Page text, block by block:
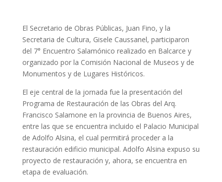
El Secretario de Obras Públicas, Juan Fino, y la
Secretaria de Cultura, Gisele Caussanel, participaron
del 7° Encuentro Salamónico realizado en Balcarce y
organizado por la Comisión Nacional de Museos y de
Monumentos y de Lugares Históricos.
El eje central de la jornada fue la presentación del
Programa de Restauración de las Obras del Arq.
Francisco Salamone en la provincia de Buenos Aires,
entre las que se encuentra incluido el Palacio Municipal
de Adolfo Alsina, el cual permitirá proceder a la
restauración edificio municipal. Adolfo Alsina expuso su
proyecto de restauración y, ahora, se encuentra en
etapa de evaluación.